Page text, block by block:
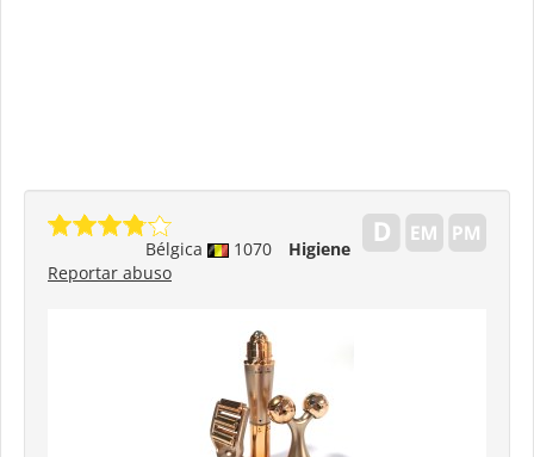
Bélgica 1070
Higiene
Reportar abuso